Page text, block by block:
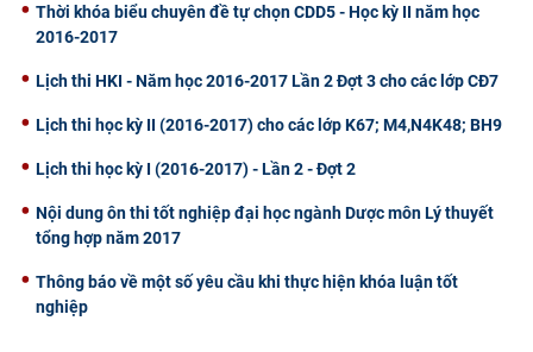
Thời khóa biểu chuyên đề tự chọn CDD5 - Học kỳ II năm học
2016-2017
Lịch thi HKI - Năm học 2016-2017 Lần 2 Đợt 3 cho các lớp CĐ7
Lịch thi học kỳ II (2016-2017) cho các lớp K67; M4,N4K48; BH9
Lịch thi học kỳ I (2016-2017) - Lần 2 - Đợt 2
Nội dung ôn thi tốt nghiệp đại học ngành Dược môn Lý thuyết
tổng hợp năm 2017
Thông báo về một số yêu cầu khi thực hiện khóa luận tốt
nghiệp